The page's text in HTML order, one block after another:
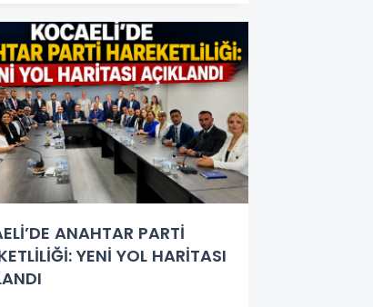
ANAHTAR PARTİ
YENİ YOL HARİTASI